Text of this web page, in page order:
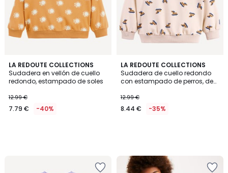
LA REDOUTE COLLECTIONS
Sudadera en vellón de cuello
redondo, estampado de soles
12.99 €
7.79 € -40%
LA REDOUTE COLLECTIONS
Sudadera de cuello redondo
con estampado de perros, de
12.99 €
8.44 € -35%